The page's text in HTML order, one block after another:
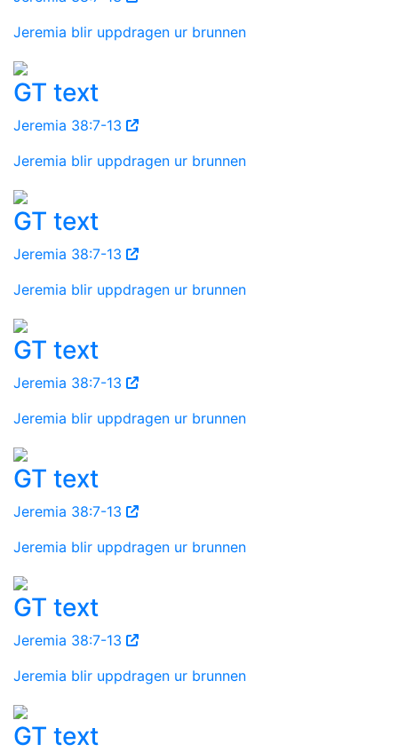
Jeremia blir uppdragen ur brunnen
GT text
Jeremia 38:7-13
Jeremia blir uppdragen ur brunnen
GT text
Jeremia 38:7-13
Jeremia blir uppdragen ur brunnen
GT text
Jeremia 38:7-13
Jeremia blir uppdragen ur brunnen
GT text
Jeremia 38:7-13
Jeremia blir uppdragen ur brunnen
GT text
Jeremia 38:7-13
Jeremia blir uppdragen ur brunnen
GT text